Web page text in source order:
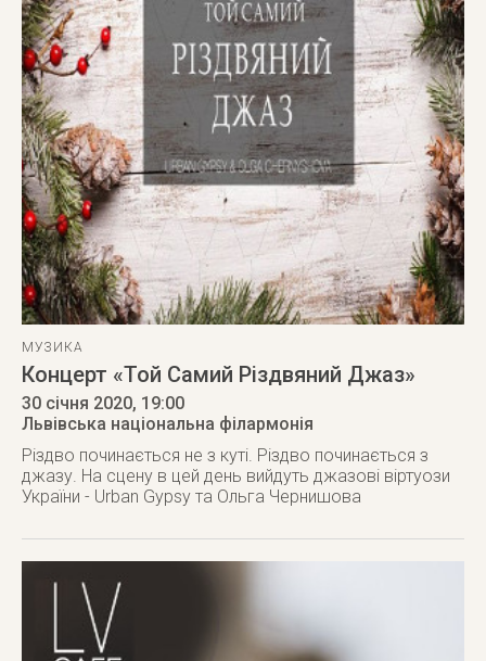
МУЗИКА
Концерт «Той Самий Різдвяний Джаз»
30 січня 2020, 19:00
Львівська національна філармонія
Різдво починається не з куті. Різдво починається з
джазу. На сцену в цей день вийдуть джазові віртуози
України - Urban Gypsy та Ольга Чернишова